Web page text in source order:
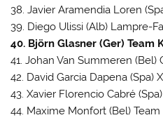
38. Javier Aramendia Loren
39. Diego Ulissi (Alb) Lampre-
40. Björn Glasner (Ger) Team
41. Johan Van Summeren (Bel)
42. David Garcia Dapena (Spa)
43. Xavier Florencio Cabré
44. Maxime Monfort (Bel)